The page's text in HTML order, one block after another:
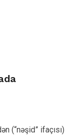
(“nəşid” ifaçısı)